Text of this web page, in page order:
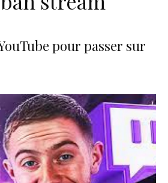
pour passer sur